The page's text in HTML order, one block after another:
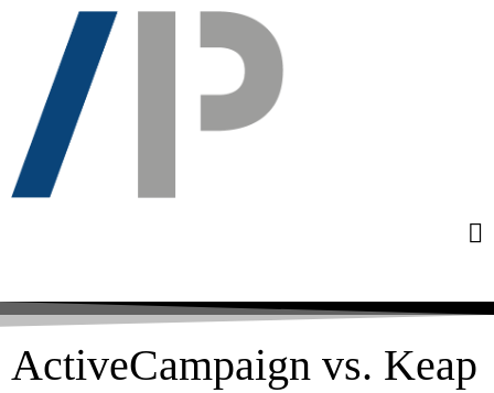
ActiveCampaign vs. Keap